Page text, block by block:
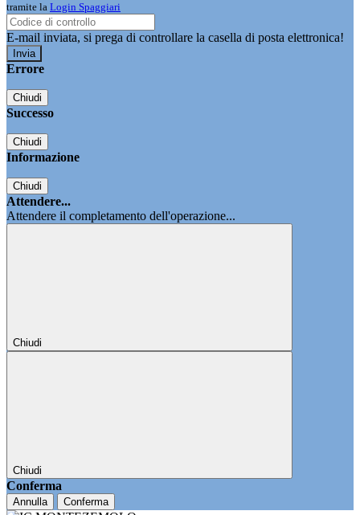
tramite la Login Spaggiari
E-mail inviata, si prega di controllare la casella di posta elettronica!
Errore
Chiudi
Successo
Chiudi
Informazione
Chiudi
Attendere...
Attendere il completamento dell'operazione...
Chiudi
Chiudi
Conferma
Annulla Conferma